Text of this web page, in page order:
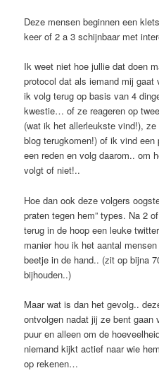
Deze mensen beginnen een
keer of 2 a 3 schijnbaar met
Ik weet niet hoe jullie dat doen
protocol dat als iemand mij
ik volg terug op basis van 4
kwestie… of ze reageren op
(wat ik het allerleukste vind!),
blog terugkomen!) of ik vind
een reden en volg daarom.. om
volgt of niet!..
Hoe dan ook deze volgers
praten tegen hem” types. Na 2
terug in de hoop een leuke
manier hou ik het aantal
beetje in de hand.. (zit op bijna
bijhouden..)
Maar wat is dan het gevolg..
ontvolgen nadat jij ze bent gaan
puur en alleen om de
niemand kijkt actief naar wie
op rekenen…